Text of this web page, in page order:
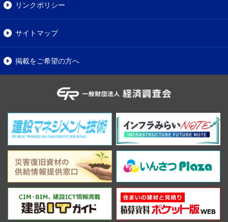
リンクポリシー
サイトマップ
掲載をご希望の方へ